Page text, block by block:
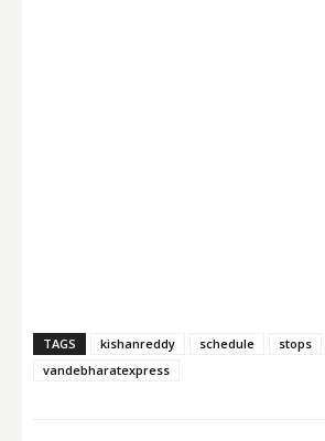
TAGS kishanreddy schedule
stops
vandebharatexpress